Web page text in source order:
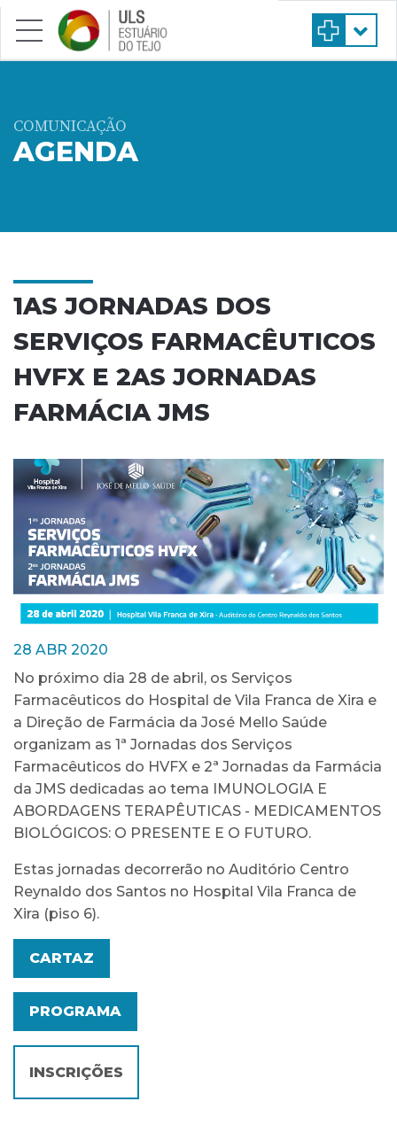
Saltar para conteúdo principal
COMUNICAÇÃO
AGENDA
1AS JORNADAS DOS
SERVIÇOS FARMACÊUTICOS
HVFX E 2AS JORNADAS
FARMÁCIA JMS
28 ABR 2020
No próximo dia 28 de abril, os Serviços
Farmacêuticos do Hospital de Vila Franca de Xira e
a Direção de Farmácia da José Mello Saúde
organizam as 1ª Jornadas dos Serviços
Farmacêuticos do HVFX e 2ª Jornadas da Farmácia
da JMS dedicadas ao tema IMUNOLOGIA E
ABORDAGENS TERAPÊUTICAS - MEDICAMENTOS
BIOLÓGICOS: O PRESENTE E O FUTURO.
Estas jornadas decorrerão no Auditório Centro
Reynaldo dos Santos no Hospital Vila Franca de
Xira (piso 6).
CARTAZ
PROGRAMA
INSCRIÇÕES